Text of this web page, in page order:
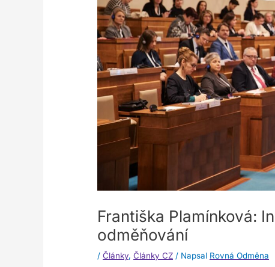
Františka Plamínková:
odměňování
/Články,Články CZ / Napsal Rovná Odměna